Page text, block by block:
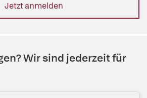
Jetzt anmelden
Wir sind jederzeit für